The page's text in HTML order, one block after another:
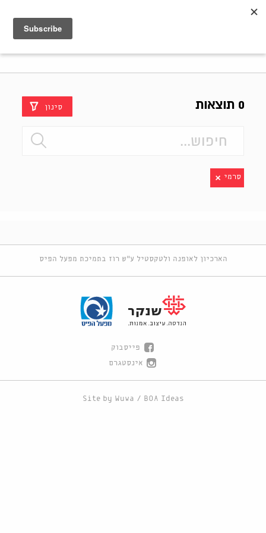
0 תוצאות סינון
סרמי
הארכיון לאופנה ולטקסטיל ע"ש רוז בתמיכת מפעל הפיס
פייסבוק
אינסטגרם
Site by Wuwa / BOA Ideas